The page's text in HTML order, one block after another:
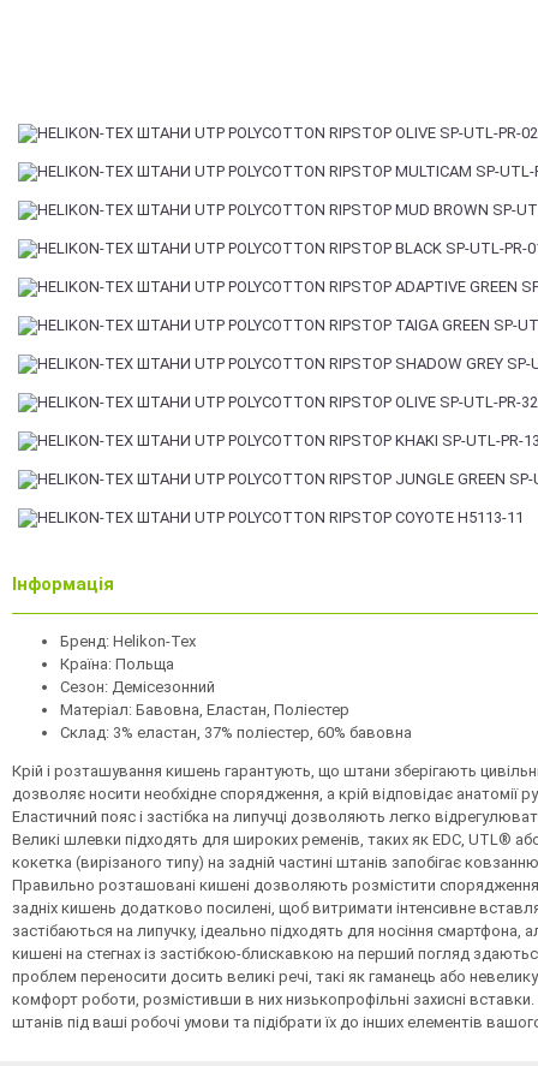
Інформація
Бренд: Helikon-Tex
Країна: Польща
Сезон: Демісезонний
Матеріал: Бавовна, Еластан, Поліестер
Склад: 3% еластан, 37% поліестер, 60% бавовна
Крій і розташування кишень гарантують, що штани зберігають
дозволяє носити необхідне спорядження, а крій відповідає анатомії
Еластичний пояс і застібка на липучці дозволяють легко
Великі шлевки підходять для широких ременів, таких як EDC, UTL®
кокетка (вирізаного типу) на задній частині штанів запобігає
Правильно розташовані кишені дозволяють розмістити спорядження
задніх кишень додатково посилені, щоб витримати інтенсивне
застібаються на липучку, ідеально підходять для носіння смартфона,
кишені на стегнах із застібкою-блискавкою на перший погляд
проблем переносити досить великі речі, такі як гаманець або
комфорт роботи, розмістивши в них низькопрофільні захисні
штанів під ваші робочі умови та підібрати їх до інших елементів